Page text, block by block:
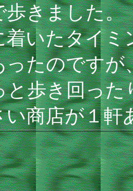
歩きました。
いたタイミ
ったのですが
と歩き回っ
い商店が１軒